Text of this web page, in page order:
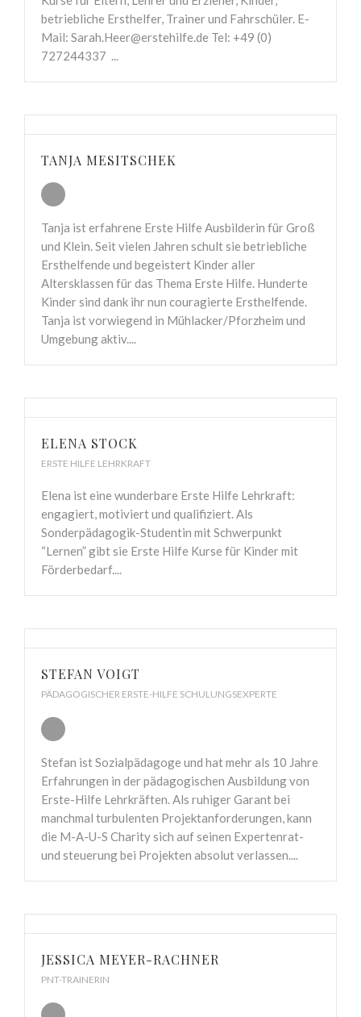
betriebliche Ersthelfer, Trainer und Fahrschüler. E-
Mail: Sarah.Heer@erstehilfe.de Tel: +49 (0)
727244337 ...
TANJA MESITSCHEK
Tanja ist erfahrene Erste Hilfe Ausbilderin für Groß
und Klein. Seit vielen Jahren schult sie betriebliche
Ersthelfende und begeistert Kinder aller
Altersklassen für das Thema Erste Hilfe. Hunderte
Kinder sind dank ihr nun couragierte Ersthelfende.
Tanja ist vorwiegend in Mühlacker/Pforzheim und
Umgebung aktiv....
ELENA STOCK
ERSTE HILFE LEHRKRAFT
Elena ist eine wunderbare Erste Hilfe Lehrkraft:
engagiert, motiviert und qualifiziert. Als
Sonderpädagogik-Studentin mit Schwerpunkt
“Lernen” gibt sie Erste Hilfe Kurse für Kinder mit
Förderbedarf....
STEFAN VOIGT
PÄDAGOGISCHER ERSTE-HILFE SCHULUNGSEXPERTE
Stefan ist Sozialpädagoge und hat mehr als 10 Jahre
Erfahrungen in der pädagogischen Ausbildung von
Erste-Hilfe Lehrkräften. Als ruhiger Garant bei
manchmal turbulenten Projektanforderungen, kann
die M-A-U-S Charity sich auf seinen Expertenrat-
und steuerung bei Projekten absolut verlassen....
JESSICA MEYER-RACHNER
PNT-TRAINERIN